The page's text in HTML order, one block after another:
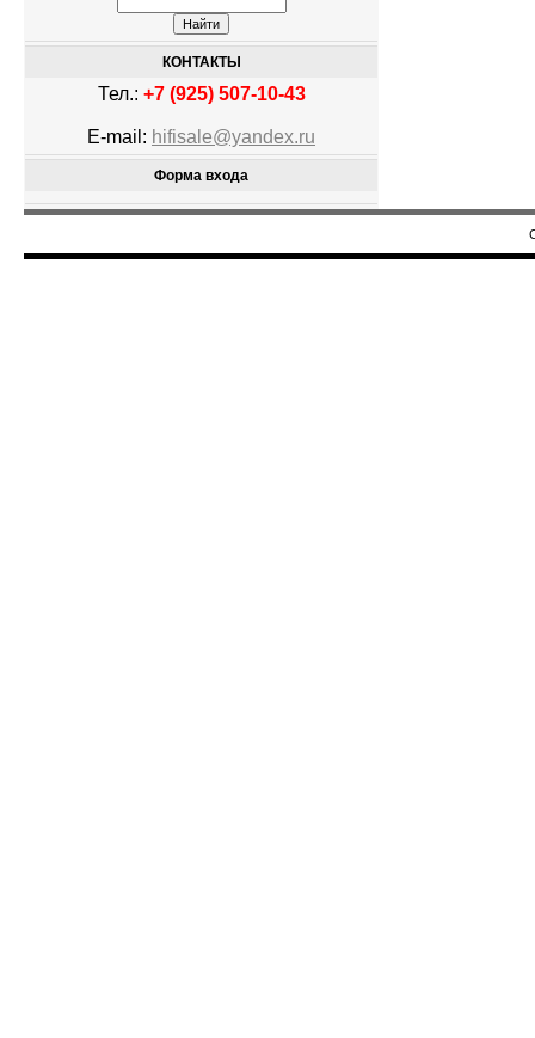
КОНТАКТЫ
Тел.: +7 (925) 507-10-43
E-mail: hifisale@yandex.ru
Форма входа